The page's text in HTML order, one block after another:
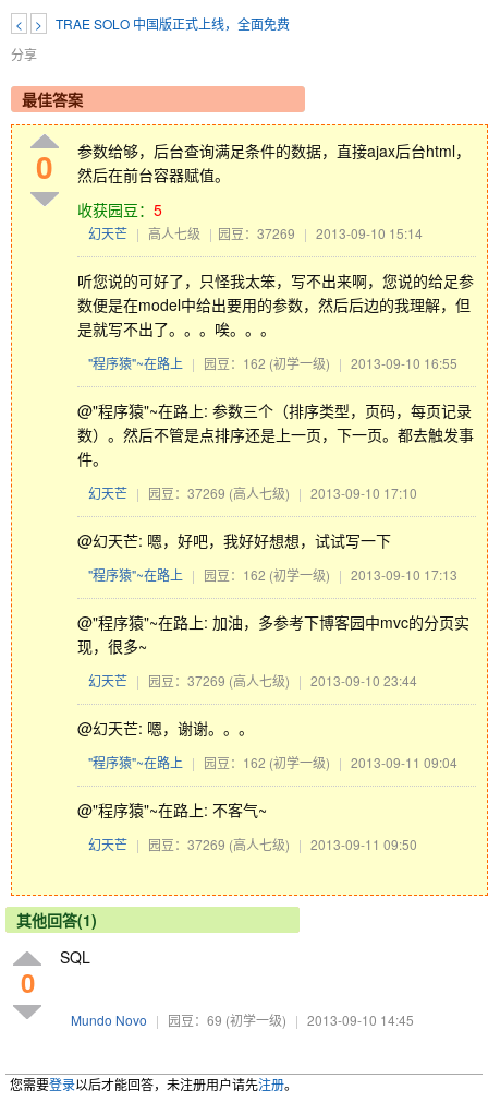
< >
TRAE SOLO 中国版正式上线，全面免费
分享
最佳答案
0
参数给够，后台查询满足条件的数据，直接ajax后台html，
然后在前台容器赋值。
收获园豆： 5
幻天芒 | 高人七级 | 园豆：37269 | 2013-09-10 15:14
听您说的可好了，只怪我太笨，写不出来啊，您说的给足参
数便是在model中给出要用的参数，然后后边的我理解，但
是就写不出了。。。唉。。。
"程序猿"~在路上 | 园豆：162 (初学一级) | 2013-09-10 16:55
@"程序猿"~在路上: 参数三个（排序类型，页码，每页记录
数）。然后不管是点排序还是上一页，下一页。都去触发事
件。
幻天芒 | 园豆：37269 (高人七级) | 2013-09-10 17:10
@幻天芒: 嗯，好吧，我好好想想，试试写一下
"程序猿"~在路上 | 园豆：162 (初学一级) | 2013-09-10 17:13
@"程序猿"~在路上: 加油，多参考下博客园中mvc的分页实
现，很多~
幻天芒 | 园豆：37269 (高人七级) | 2013-09-10 23:44
@幻天芒: 嗯，谢谢。。。
"程序猿"~在路上 | 园豆：162 (初学一级) | 2013-09-11 09:04
@"程序猿"~在路上: 不客气~
幻天芒 | 园豆：37269 (高人七级) | 2013-09-11 09:50
其他回答(1)
0
SQL
Mundo Novo | 园豆：69 (初学一级) | 2013-09-10 14:45
您需要登录以后才能回答，未注册用户请先注册。